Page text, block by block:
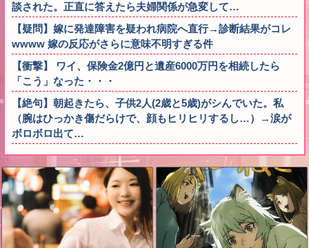
談された。正直に答えたら夫婦関係が急変して…
【疑問】嫁に発達障害を疑われ病院へ直行→診断結果がコレ
wwww 嫁の反応がさらに意味不明すぎる件
【衝撃】 ワイ、保険金2億円と遺産6000万円を相続したら
「こう」なった・・・
【絶句】朝起きたら、子供2人(2歳と5歳)がシんでいた。私
（腕はひっかき傷だらけで、顔もヒリヒリするし…）→涙が
ボロボロ出て…